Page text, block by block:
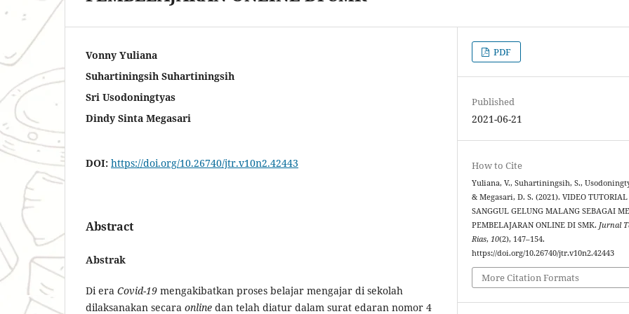
Vonny Yuliana
Suhartiningsih Suhartiningsih
Sri Usodoningtyas
Dindy Sinta Megasari
DOI: https://doi.org/10.26740/jtr.v10n2.42443
Abstract
Abstrak
Di era Covid-19 mengakibatkan proses belajar mengajar di sekolah
dilaksanakan secara online dan telah diatur dalam surat edaran nomor 4
PDF
Published
2021-06-21
How to Cite
Yuliana, V., Suhartiningsih, S.,
& Megasari, D. S. (2021). VIDEO TUTORIAL
SANGGUL GELUNG MALANG SEBAGAI
PEMBELAJARAN ONLINE DI SMK. Jurnal
Rias, 10(2), 147–154.
https://doi.org/10.26740/jtr.v10n2.42443
More Citation Formats